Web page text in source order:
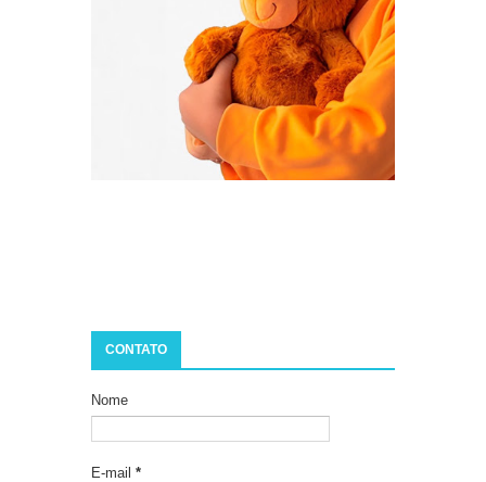
CONTATO
Nome
E-mail *